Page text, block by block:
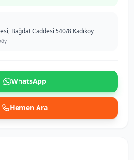
Bağdat Caddesi 540/8 Kadıköy
WhatsApp
Hemen Ara